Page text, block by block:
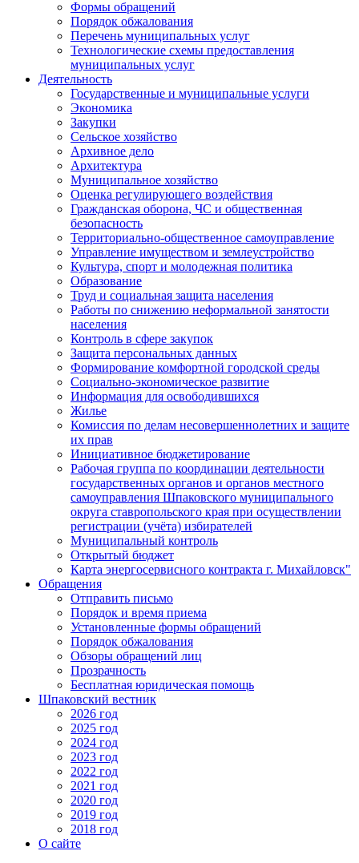
Формы обращений
Порядок обжалования
Перечень муниципальных услуг
Технологические схемы предоставления
муниципальных услуг
Деятельность
Государственные и муниципальные услуги
Экономика
Закупки
Сельское хозяйство
Архивное дело
Архитектура
Муниципальное хозяйство
Оценка регулирующего воздействия
Гражданская оборона, ЧС и общественная
безопасность
Территориально-общественное самоуправление
Управление имуществом и землеустройство
Культура, спорт и молодежная политика
Образование
Труд и социальная защита населения
Работы по снижению неформальной занятости
населения
Контроль в сфере закупок
Защита персональных данных
Формирование комфортной городской среды
Социально-экономическое развитие
Информация для освободившихся
Жилье
Комиссия по делам несовершеннолетних и защите
их прав
Инициативное бюджетирование
Рабочая группа по координации деятельности
государственных органов и органов местного
самоуправления Шпаковского муниципального
округа ставропольского края при осуществлении
регистрации (учёта) избирателей
Муниципальный контроль
Открытый бюджет
Карта энергосервисного контракта г. Михайловск"
Обращения
Отправить письмо
Порядок и время приема
Установленные формы обращений
Порядок обжалования
Обзоры обращений лиц
Прозрачность
Бесплатная юридическая помощь
Шпаковский вестник
2026 год
2025 год
2024 год
2023 год
2022 год
2021 год
2020 год
2019 год
2018 год
О сайте